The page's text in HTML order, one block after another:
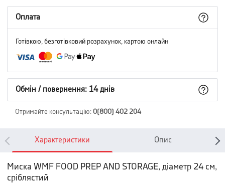
Оплата
Готівкою, безготівковий розрахунок, картою онлайн
Обмін / повернення: 14 днів
Отримайте консультацію: 0(800) 402 204
Характеристики Опис
Миска WMF FOOD PREP AND STORAGE, діаметр 24 см,
сріблястий